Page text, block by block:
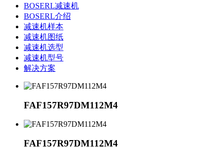
BOSERL减速机
BOSERL介绍
减速机样本
减速机图纸
减速机选型
减速机型号
解决方案
FAF157R97DM112M4
FAF157R97DM112M4